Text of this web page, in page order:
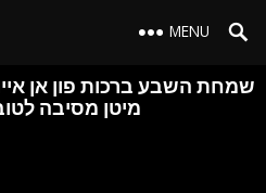
MENU
שמחת השבע ברכות פון אן
מיטן מסיבה